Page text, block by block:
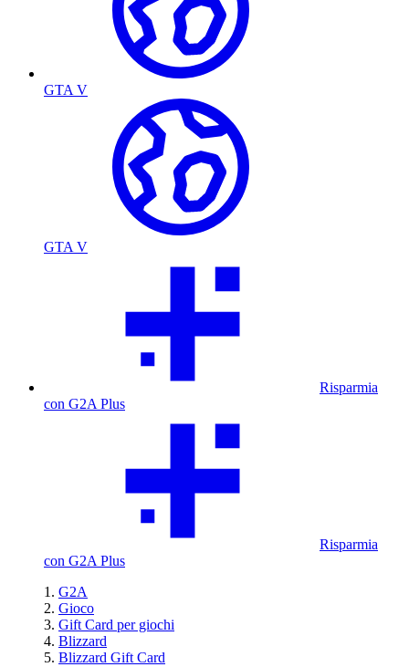
GTA V
GTA V
Risparmia
con G2A Plus
Risparmia
con G2A Plus
G2A
Gioco
Gift Card per giochi
Blizzard
Blizzard Gift Card